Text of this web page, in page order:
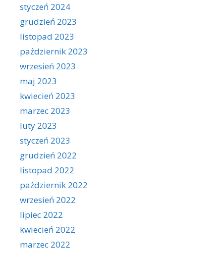
styczeń 2024
grudzień 2023
listopad 2023
październik 2023
wrzesień 2023
maj 2023
kwiecień 2023
marzec 2023
luty 2023
styczeń 2023
grudzień 2022
listopad 2022
październik 2022
wrzesień 2022
lipiec 2022
kwiecień 2022
marzec 2022